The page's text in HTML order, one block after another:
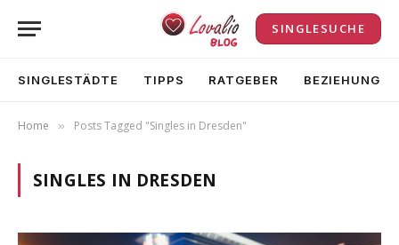
SINGLESUCHE
SINGLESTÄDTE TIPPS RATGEBER BEZIEHUNG
Home » Posts Tagged "Singles in Dresden"
SINGLES IN DRESDEN